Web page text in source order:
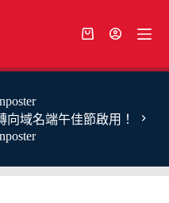
向域名端午佳節啟用！